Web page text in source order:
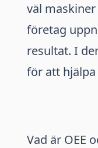
väl
företag
resultat. I
för att
Vad är OEE